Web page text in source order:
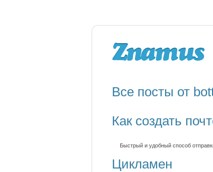
Все посты от
Как создать
Быстрый и удобный способ
Цикламен